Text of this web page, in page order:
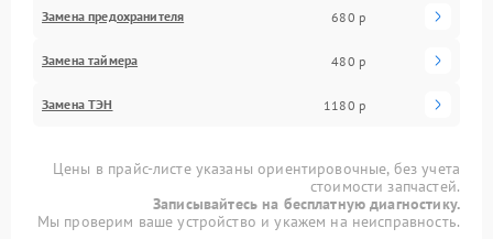
Замена предохранителя 680 р
Замена таймера 480 р
Замена ТЭН 1180 р
Цены в прайс-листе указаны ориентировочные, без учета
стоимости запчастей.
Записывайтесь на бесплатную диагностику.
Мы проверим ваше устройство и укажем на неисправность.